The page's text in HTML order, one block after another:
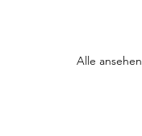
Alle ansehen